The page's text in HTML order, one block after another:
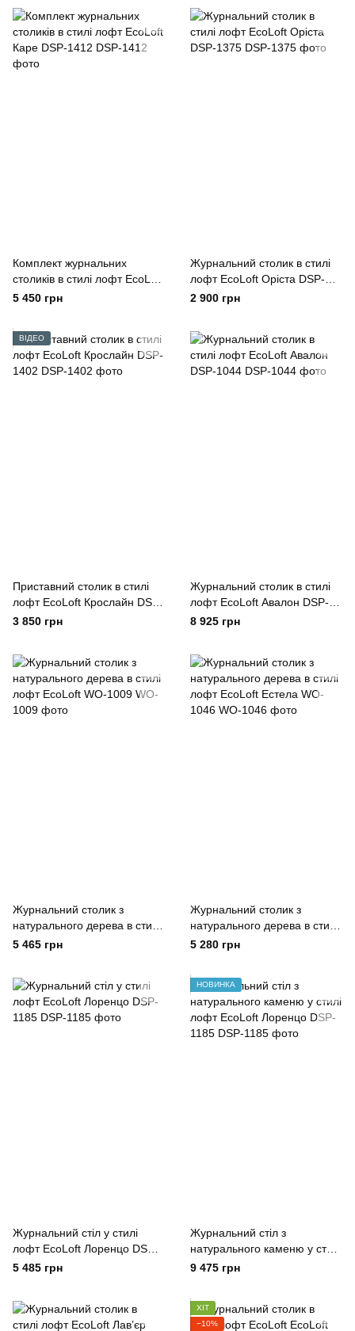
Комплект журнальних
столиків в стилі лофт EcoLoft
Каре DSP-1412
5 450 грн
Журнальний столик в стилі
лофт EcoLoft Оріста DSP-
1375
2 900 грн
ВІДЕО
Приставний столик в стилі
лофт EcoLoft Крослайн DSP-
1402
3 850 грн
Журнальний столик в стилі
лофт EcoLoft Авалон DSP-
1044
8 925 грн
Журнальний столик з
натурального дерева в стилі
лофт EcoLoft WO-1009
5 465 грн
Журнальний столик з
натурального дерева в стилі
лофт EcoLoft Естела WO-
5 280 грн
Журнальний стіл у стилі
лофт EcoLoft Лоренцо DSP-
1185
5 485 грн
НОВИНКА
Журнальний стіл з
натурального каменю у стилі
лофт EcoLoft Лоренцо DSP-
9 475 грн
ХІТ
−10%